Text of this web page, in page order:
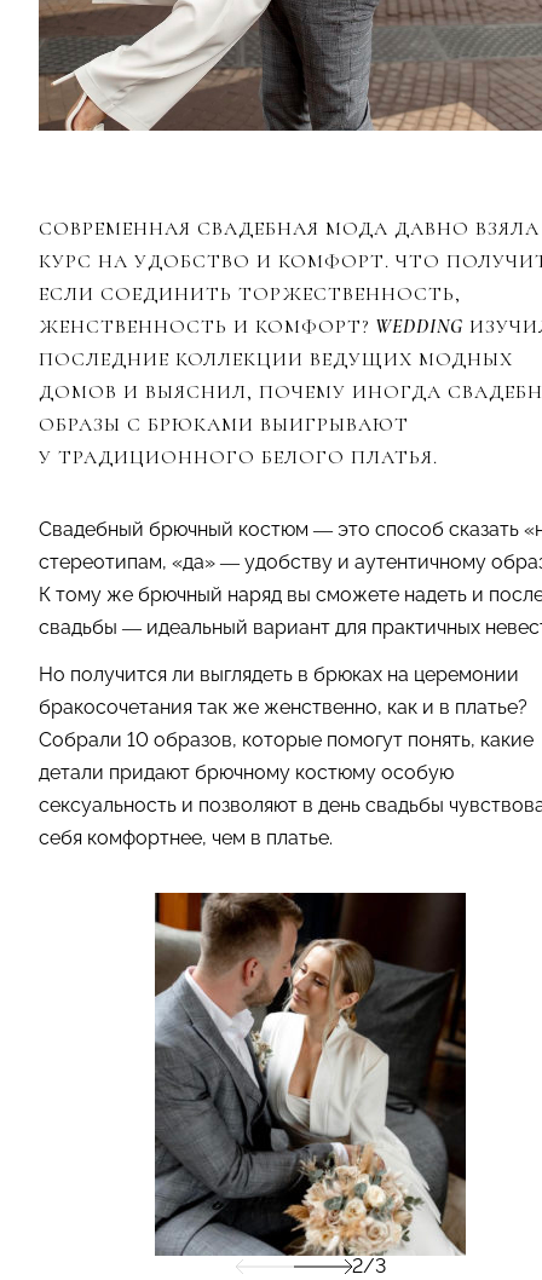
СОВРЕМЕННАЯ СВАДЕБНАЯ МОДА ДАВНО ВЗЯЛА
КУРС НА УДОБСТВО И КОМФОРТ. ЧТО
ЕСЛИ СОЕДИНИТЬ ТОРЖЕСТВЕННОСТЬ,
ЖЕНСТВЕННОСТЬ И КОМФОРТ? WEDDING
ПОСЛЕДНИЕ КОЛЛЕКЦИИ ВЕДУЩИХ МОДНЫХ
ДОМОВ И ВЫЯСНИЛ, ПОЧЕМУ ИНОГДА
ОБРАЗЫ С БРЮКАМИ ВЫИГРЫВАЮТ
У ТРАДИЦИОННОГО БЕЛОГО ПЛАТЬЯ.
Свадебный брючный костюм — это способ сказать
стереотипам, «да» — удобству и аутентичному
К тому же брючный наряд вы сможете надеть и
свадьбы — идеальный вариант для практичных
Но получится ли выглядеть в брюках на церемонии
бракосочетания так же женственно, как и в платье?
Собрали 10 образов, которые помогут понять, какие
детали придают брючному костюму особую
сексуальность и позволяют в день свадьбы
себя комфортнее, чем в платье.
2/3